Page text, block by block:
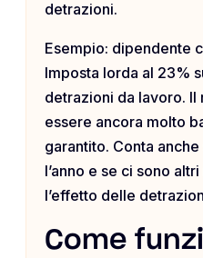
detrazioni.
Esempio: dipendente
Imposta lorda al 23%
detrazioni da lavoro.
essere ancora molto
garantito. Conta
l’anno e se ci sono
l’effetto delle
Come